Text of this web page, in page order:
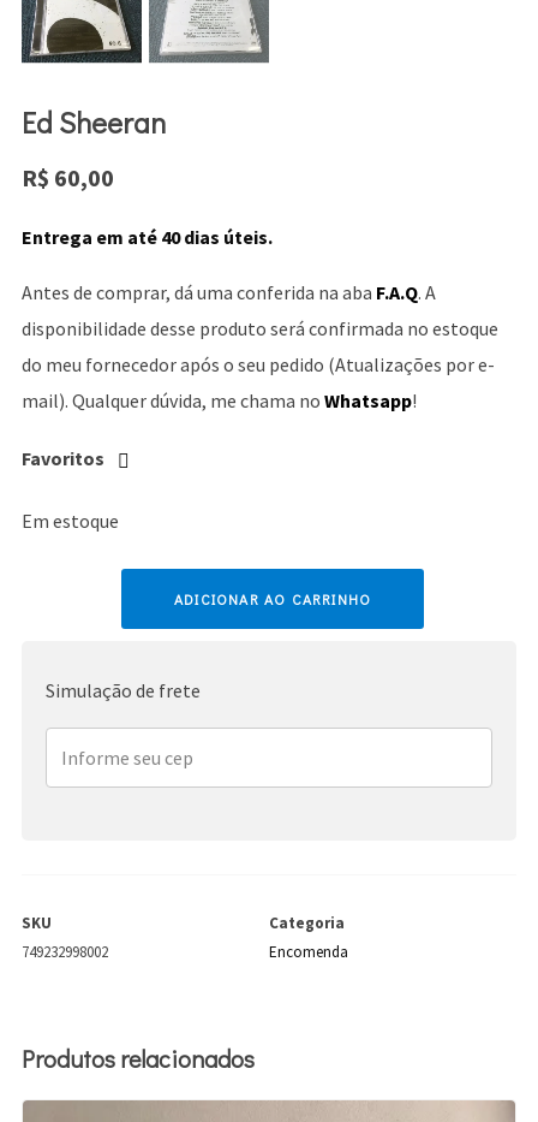
Ed Sheeran
R$ 60,00
Entrega em até 40 dias úteis.
Antes de comprar, dá uma conferida na aba F.A.Q. A
disponibilidade desse produto será confirmada no estoque
do meu fornecedor após o seu pedido (Atualizações por e-
mail). Qualquer dúvida, me chama no Whatsapp!
Favoritos
Em estoque
ADICIONAR AO CARRINHO
Simulação de frete
SKU
749232998002
Categoria
Encomenda
Produtos relacionados